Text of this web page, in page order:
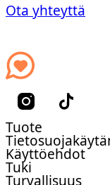
Ota yhteyttä
Tuote
Käyttöehdot
Tuki
Turvallisuus